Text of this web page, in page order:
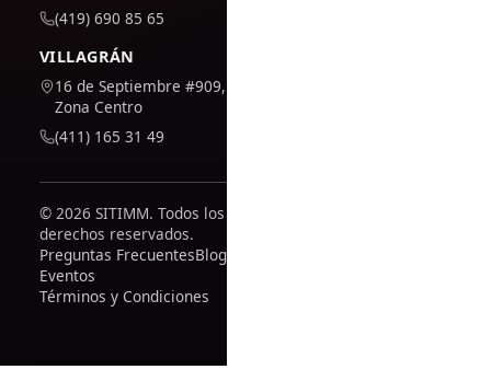
(419) 690 85 65
VILLAGRÁN
16 de Septiembre #909,
Zona Centro
(411) 165 31 49
© 2026 SITIMM. Todos los
derechos reservados.
Preguntas FrecuentesBlog
Eventos
Términos y Condiciones